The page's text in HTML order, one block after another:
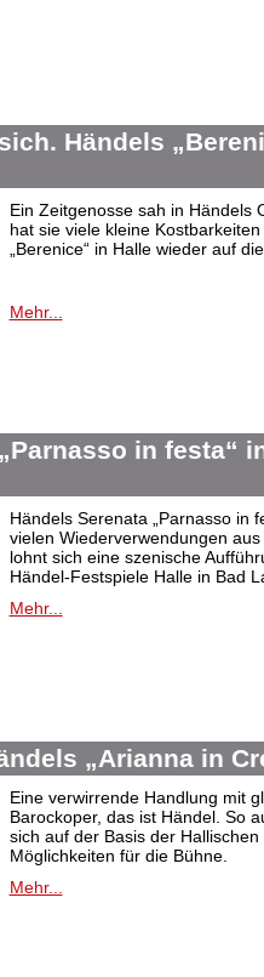
Händels
Ein Zeitgenosse sah in Händels
hat sie viele kleine
„Berenice“ in Halle wieder auf
Mehr...
in festa“
Händels Serenata „Parnasso in
vielen Wiederverwendungen
lohnt sich eine szenische
Händel-Festspiele Halle in Bad
Mehr...
„Arianna in
Eine verwirrende Handlung mit
Barockoper, das ist Händel. So
sich auf der Basis der
Möglichkeiten für die Bühne.
Mehr...